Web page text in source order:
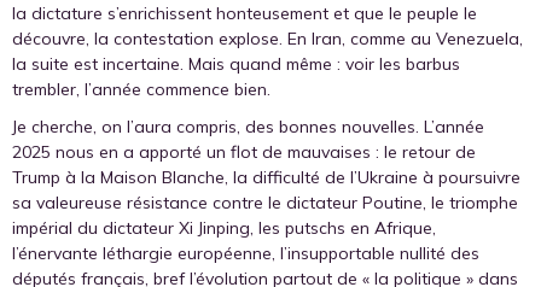
la dictature s’enrichissent honteusement et que le peuple le
découvre, la contestation explose. En Iran, comme au Venezuela,
la suite est incertaine. Mais quand même : voir les barbus
trembler, l’année commence bien.
Je cherche, on l’aura compris, des bonnes nouvelles. L’année
2025 nous en a apporté un flot de mauvaises : le retour de
Trump à la Maison Blanche, la difficulté de l’Ukraine à poursuivre
sa valeureuse résistance contre le dictateur Poutine, le triomphe
impérial du dictateur Xi Jinping, les putschs en Afrique,
l’énervante léthargie européenne, l’insupportable nullité des
députés français, bref l’évolution partout de « la politique » dans